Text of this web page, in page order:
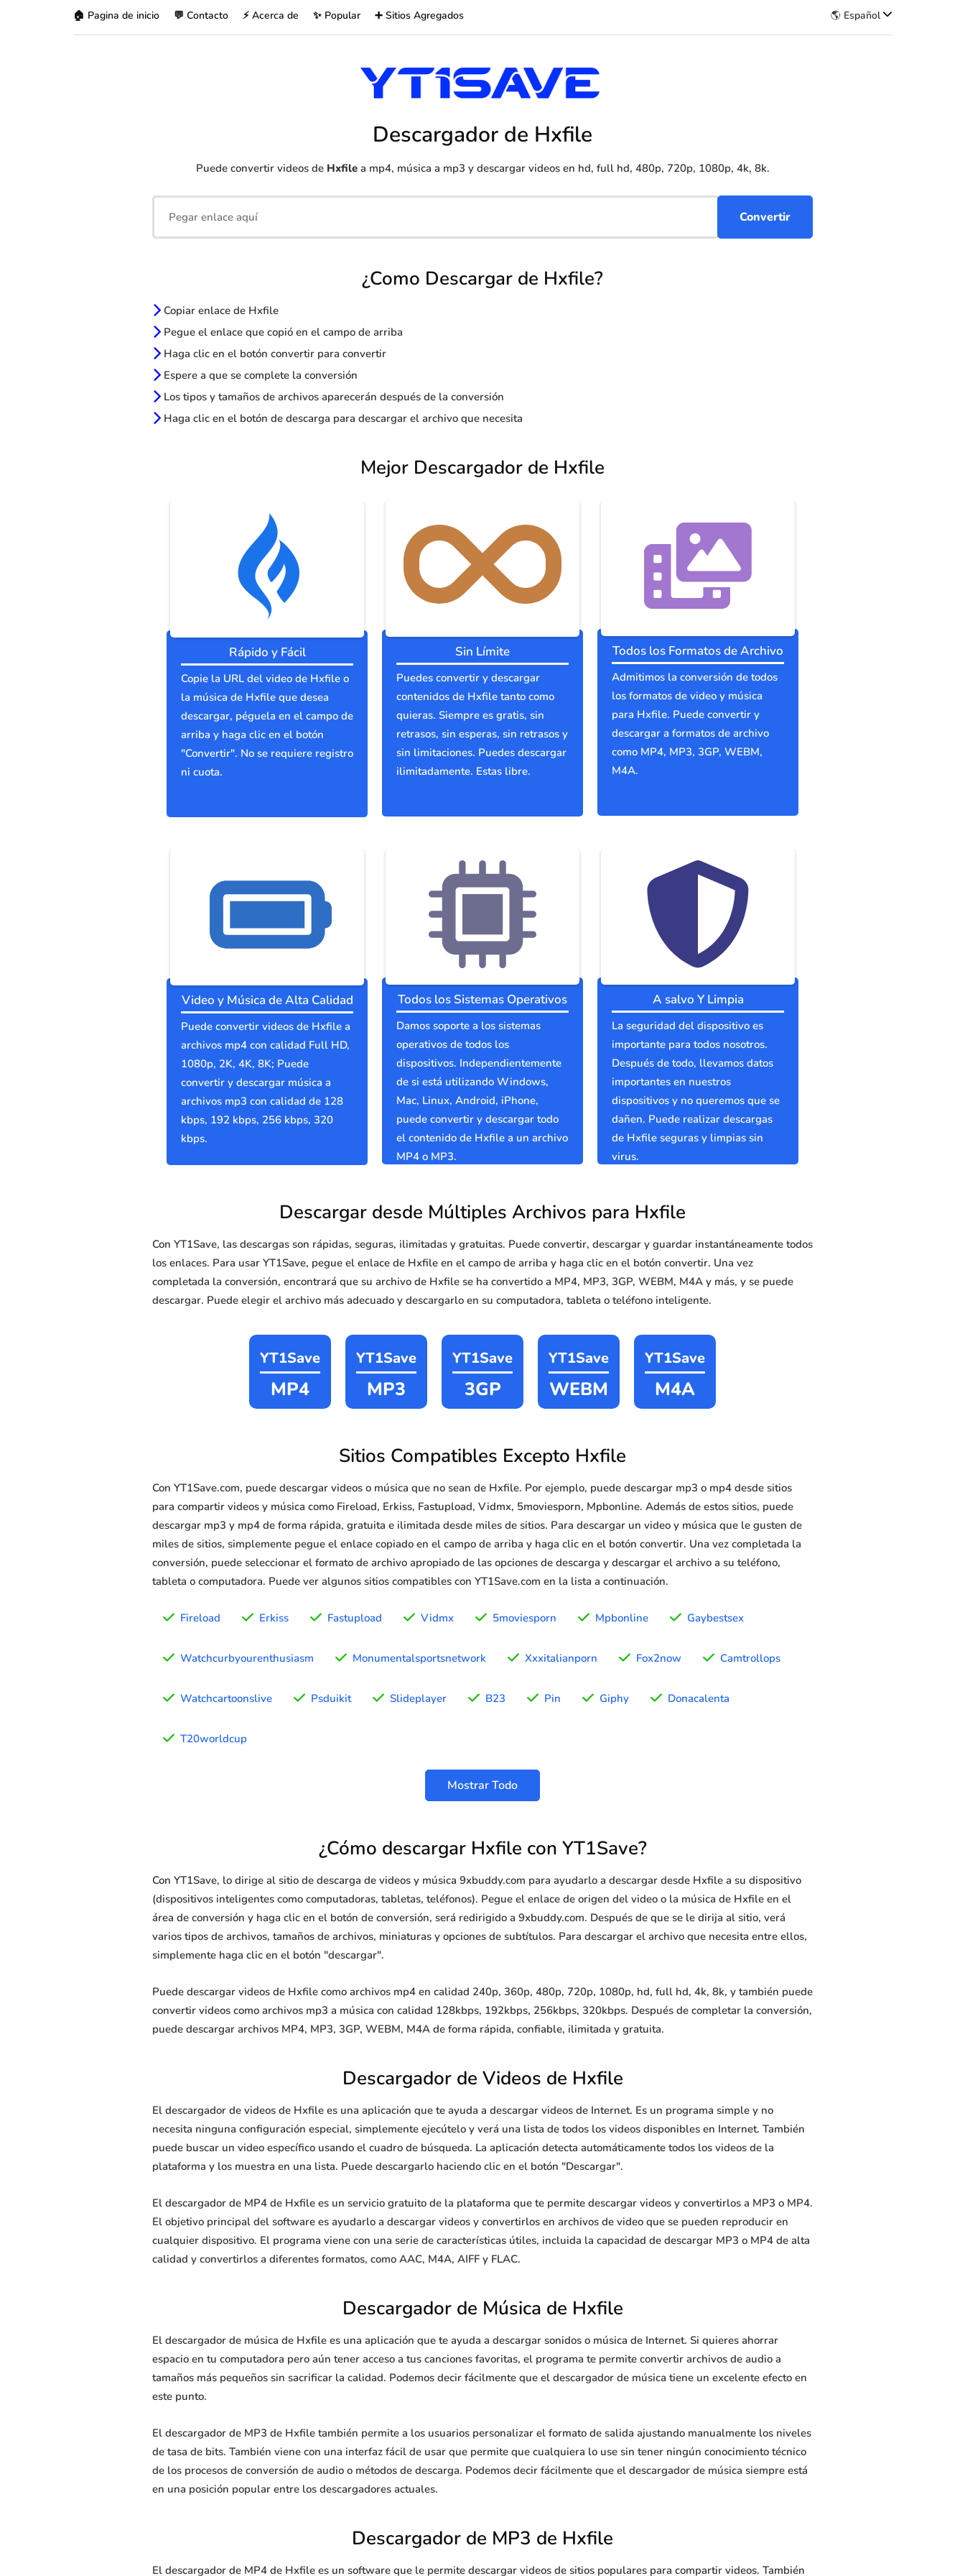
🏠 Pagina de inicio 💬 Contacto ⚡ Acerca de ✨ Popular ➕ Sitios Agregados 🌎 Español
Descargador de Hxfile
Puede convertir videos de Hxfilea mp4, música a mp3 y descargar videos en hd, full hd, 480p, 720p, 1080p, 4k, 8k.
¿Como Descargar de Hxfile?
Copiar enlace de Hxfile
Pegue el enlace que copió en el campo de arriba
Haga clic en el botón convertir para convertir
Espere a que se complete la conversión
Los tipos y tamaños de archivos aparecerán después de la conversión
Haga clic en el botón de descarga para descargar el archivo que necesita
Mejor Descargador de Hxfile
Rápido y Fácil
Copie la URL del video de Hxfile o
la música de Hxfile que desea
descargar, péguela en el campo de
arriba y haga clic en el botón
"Convertir". No se requiere registro
ni cuota.
Sin Límite
Puedes convertir y descargar
contenidos de Hxfile tanto como
quieras. Siempre es gratis, sin
retrasos, sin esperas, sin retrasos y
sin limitaciones. Puedes descargar
ilimitadamente. Estas libre.
Todos los Formatos de Archivo
Admitimos la conversión de todos
los formatos de video y música
para Hxfile. Puede convertir y
descargar a formatos de archivo
como MP4, MP3, 3GP, WEBM,
M4A.
Video y Música de Alta Calidad
Puede convertir videos de Hxfile a
archivos mp4 con calidad Full HD,
1080p, 2K, 4K, 8K; Puede
convertir y descargar música a
archivos mp3 con calidad de 128
kbps, 192 kbps, 256 kbps, 320
kbps.
Todos los Sistemas Operativos
Damos soporte a los sistemas
operativos de todos los
dispositivos. Independientemente
de si está utilizando Windows,
Mac, Linux, Android, iPhone,
puede convertir y descargar todo
el contenido de Hxfile a un archivo
MP4 o MP3.
A salvo Y Limpia
La seguridad del dispositivo es
importante para todos nosotros.
Después de todo, llevamos datos
importantes en nuestros
dispositivos y no queremos que se
dañen. Puede realizar descargas
de Hxfile seguras y limpias sin
virus.
Descargar desde Múltiples Archivos para Hxfile
Con YT1Save, las descargas son rápidas, seguras, ilimitadas y gratuitas. Puede convertir, descargar y guardar instantáneamente todos
los enlaces. Para usar YT1Save, pegue el enlace de Hxfile en el campo de arriba y haga clic en el botón convertir. Una vez
completada la conversión, encontrará que su archivo de Hxfile se ha convertido a MP4, MP3, 3GP, WEBM, M4A y más, y se puede
descargar. Puede elegir el archivo más adecuado y descargarlo en su computadora, tableta o teléfono inteligente.
YT1Save
MP4
YT1Save
MP3
YT1Save
3GP
YT1Save
WEBM
YT1Save
M4A
Sitios Compatibles Excepto Hxfile
Con YT1Save.com, puede descargar videos o música que no sean de Hxfile. Por ejemplo, puede descargar mp3 o mp4 desde sitios
para compartir videos y música como Fireload, Erkiss, Fastupload, Vidmx, 5moviesporn, Mpbonline. Además de estos sitios, puede
descargar mp3 y mp4 de forma rápida, gratuita e ilimitada desde miles de sitios. Para descargar un video y música que le gusten de
miles de sitios, simplemente pegue el enlace copiado en el campo de arriba y haga clic en el botón convertir. Una vez completada la
conversión, puede seleccionar el formato de archivo apropiado de las opciones de descarga y descargar el archivo a su teléfono,
tableta o computadora. Puede ver algunos sitios compatibles con YT1Save.com en la lista a continuación.
Fireload Erkiss Fastupload Vidmx 5moviesporn Mpbonline Gaybestsex
Watchcurbyourenthusiasm Monumentalsportsnetwork Xxxitalianporn Fox2now Camtrollops
Watchcartoonslive Psduikit Slideplayer B23 Pin Giphy Donacalenta
T20worldcup
Mostrar Todo
¿Cómo descargar Hxfile con YT1Save?
Con YT1Save, lo dirige al sitio de descarga de videos y música 9xbuddy.com para ayudarlo a descargar desde Hxfile a su dispositivo
(dispositivos inteligentes como computadoras, tabletas, teléfonos). Pegue el enlace de origen del video o la música de Hxfile en el
área de conversión y haga clic en el botón de conversión, será redirigido a 9xbuddy.com. Después de que se le dirija al sitio, verá
varios tipos de archivos, tamaños de archivos, miniaturas y opciones de subtítulos. Para descargar el archivo que necesita entre ellos,
simplemente haga clic en el botón "descargar".
Puede descargar videos de Hxfile como archivos mp4 en calidad 240p, 360p, 480p, 720p, 1080p, hd, full hd, 4k, 8k, y también puede
convertir videos como archivos mp3 a música con calidad 128kbps, 192kbps, 256kbps, 320kbps. Después de completar la conversión,
puede descargar archivos MP4, MP3, 3GP, WEBM, M4A de forma rápida, confiable, ilimitada y gratuita.
Descargador de Videos de Hxfile
El descargador de videos de Hxfile es una aplicación que te ayuda a descargar videos de Internet. Es un programa simple y no
necesita ninguna configuración especial, simplemente ejecútelo y verá una lista de todos los videos disponibles en Internet. También
puede buscar un video específico usando el cuadro de búsqueda. La aplicación detecta automáticamente todos los videos de la
plataforma y los muestra en una lista. Puede descargarlo haciendo clic en el botón "Descargar".
El descargador de MP4 de Hxfile es un servicio gratuito de la plataforma que te permite descargar videos y convertirlos a MP3 o MP4.
El objetivo principal del software es ayudarlo a descargar videos y convertirlos en archivos de video que se pueden reproducir en
cualquier dispositivo. El programa viene con una serie de características útiles, incluida la capacidad de descargar MP3 o MP4 de alta
calidad y convertirlos a diferentes formatos, como AAC, M4A, AIFF y FLAC.
Descargador de Música de Hxfile
El descargador de música de Hxfile es una aplicación que te ayuda a descargar sonidos o música de Internet. Si quieres ahorrar
espacio en tu computadora pero aún tener acceso a tus canciones favoritas, el programa te permite convertir archivos de audio a
tamaños más pequeños sin sacrificar la calidad. Podemos decir fácilmente que el descargador de música tiene un excelente efecto en
este punto.
El descargador de MP3 de Hxfile también permite a los usuarios personalizar el formato de salida ajustando manualmente los niveles
de tasa de bits. También viene con una interfaz fácil de usar que permite que cualquiera lo use sin tener ningún conocimiento técnico
de los procesos de conversión de audio o métodos de descarga. Podemos decir fácilmente que el descargador de música siempre está
en una posición popular entre los descargadores actuales.
Descargador de MP3 de Hxfile
El descargador de MP4 de Hxfile es un software que le permite descargar videos de sitios populares para compartir videos. También